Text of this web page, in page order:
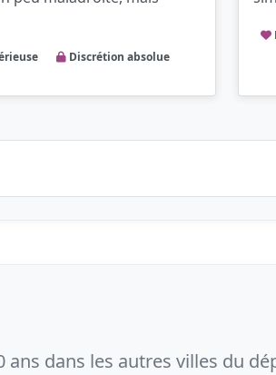
Discrétion absolue
ans dans les autres villes du